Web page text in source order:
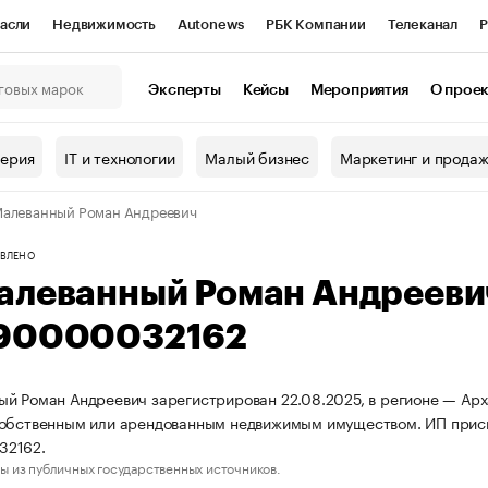
Недвижимость Autonews РБК Компании Телеканал
Проверка контрагентов
Эксперты Кейсы Мероприятия О
IT и технологии Малый бизнес Маркетинг и
Роман Андреевич
Роман
Роман Андреевич зарегистрирован 22.08.2025, в регионе —
или арендованным недвижимым имуществом. ИП
из публичных государственных источников.